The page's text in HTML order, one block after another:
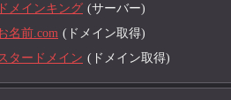
ドメインキング (サーバー)
名前.com (ドメイン取得)
タードメイン (ドメイン取得)